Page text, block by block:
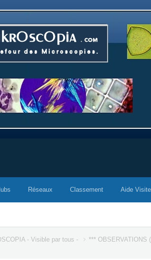
Réseaux Classement Aide
- Visible par tous - *** OBSERVATIONS